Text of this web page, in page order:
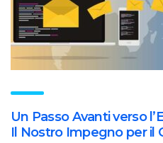
Un Passo Avanti verso
Il Nostro Impegno per il